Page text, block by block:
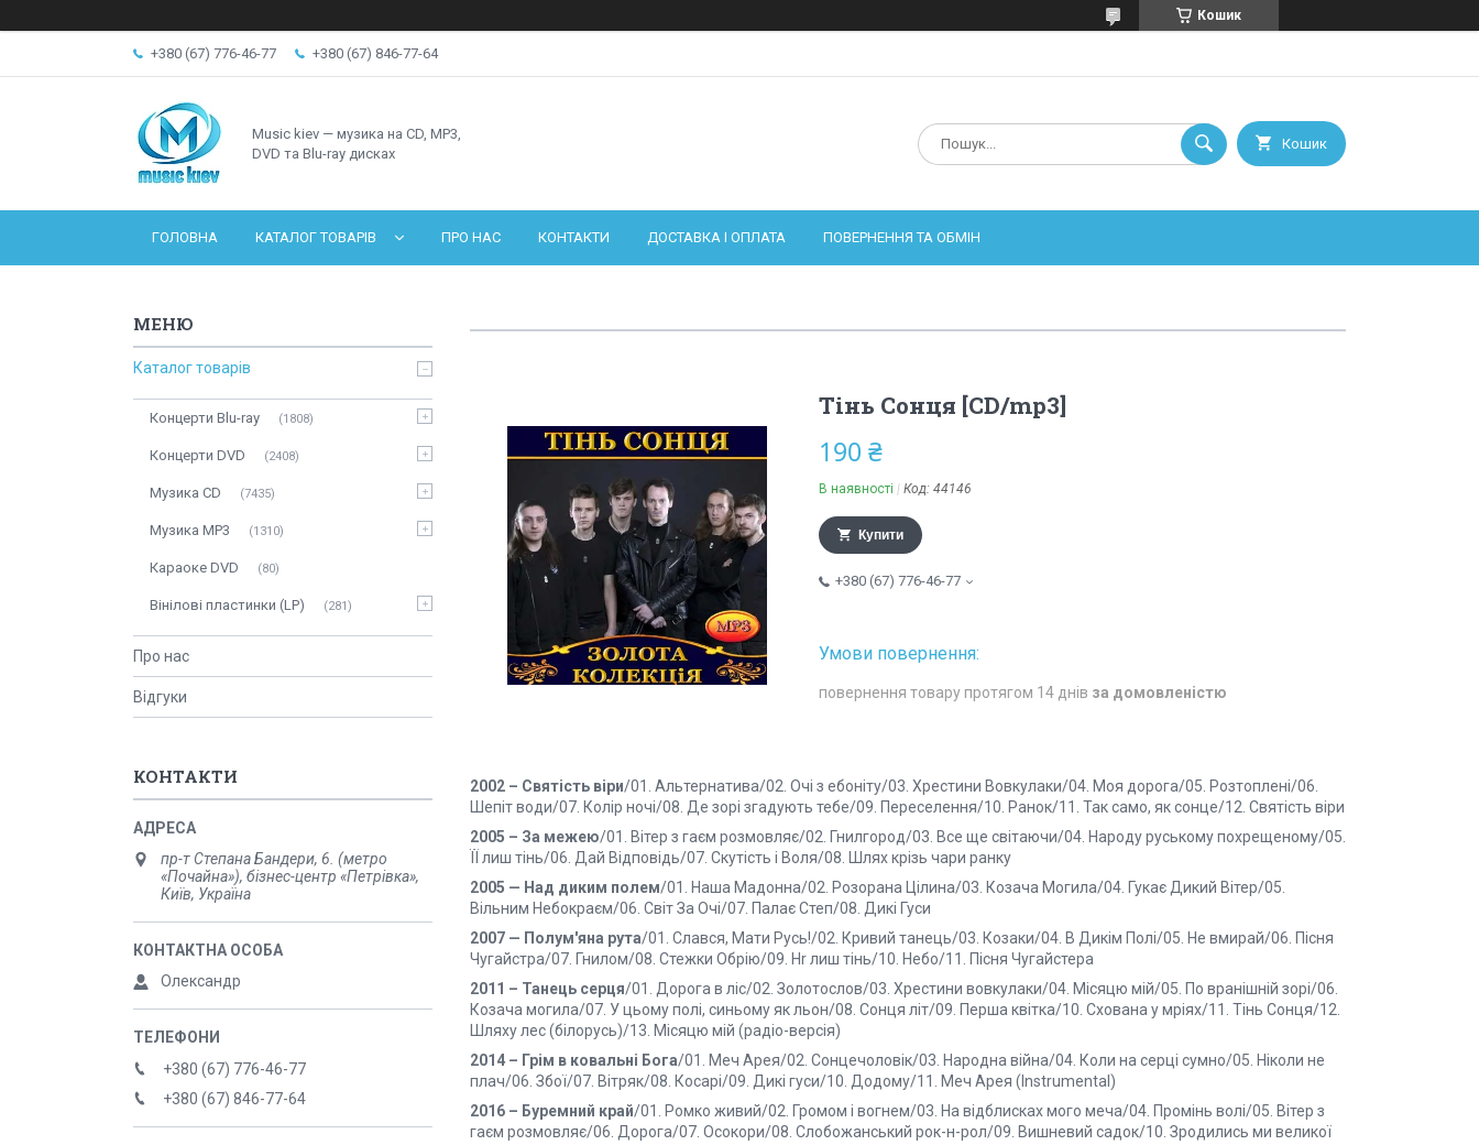
Кошик
+380 (67) 776-46-77 +380 (67) 846-77-64
Music kiev — музика на CD, MP3,
DVD та Blu-ray дисках
Кошик
ГОЛОВНА КАТАЛОГ ТОВАРІВ ПРО НАС КОНТАКТИ ДОСТАВКА І ОПЛАТА ПОВЕРНЕННЯ ТА ОБМІН
Тінь Сонця [CD/mp3]
190 ₴
В наявності Код: 44146
Купити
+380 (67) 776-46-77
повернення товару протягом 14 днів за домовленістю
2002 – Святість віри/01. Альтернатива/02. Очі з ебоніту/03. Хрестини Вовкулаки/04. Моя дорога/05. Розтоплені/06.
Шепіт води/07. Колір ночі/08. Де зорі згадують тебе/09. Переселення/10. Ранок/11. Так само, як сонце/12. Святість віри
2005 – За межею/01. Вітер з гаєм розмовляє/02. Гнилгород/03. Все ще світаючи/04. Народу руському похрещеному/05.
ЇЇ лиш тінь/06. Дай Відповідь/07. Скутість і Воля/08. Шлях крізь чари ранку
2005 — Над диким полем/01. Наша Мадонна/02. Розорана Цілина/03. Козача Могила/04. Гукає Дикий Вітер/05.
Вільним Небокраєм/06. Світ За Очі/07. Палає Степ/08. Дикі Гуси
2007 — Полум'яна рута/01. Слався, Мати Русь!/02. Кривий танець/03. Козаки/04. В Дикім Полі/05. He вмирай/06. Пісня
Чугайстра/07. Гнилом/08. Стежки Обрію/09. Hr лиш тінь/10. Небо/11. Пісня Чугайстера
2011 – Танець серця/01. Дорога в ліс/02. Золотослов/03. Хрестини вовкулаки/04. Місяцю мій/05. По вранішній зорі/06.
Козача могила/07. У цьому полі, синьому як льон/08. Сонця літ/09. Перша квітка/10. Схована у мріях/11. Тінь Сонця/12.
Шляху лес (білорусь)/13. Місяцю мій (радіо-версія)
2014 – Грім в ковальні Бога/01. Меч Арея/02. Сонцечоловік/03. Народна війна/04. Коли на серці сумно/05. Ніколи не
плач/06. Збої/07. Вітряк/08. Косарі/09. Дикі гуси/10. Додому/11. Меч Арея (Instrumental)
2016 – Буремний край/01. Ромко живий/02. Громом і вогнем/03. На відблисках мого меча/04. Промінь волі/05. Вітер з
гаєм розмовляє/06. Дорога/07. Осокори/08. Слобожанський рок-н-рол/09. Вишневий садок/10. Зродились ми великої
Каталог товарів
Концерти Blu-ray 1808
Концерти DVD 2408
Музика CD 7435
Музика MP3 1310
Караоке DVD 80
Вінілові пластинки (LP) 281
Про нас
Відгуки
КОНТАКТИ
пр-т Степана Бандери, 6. (метро
«Почайна»), бізнес-центр «Петрівка»,
Київ, Україна
Олександр
+380 (67) 776-46-77
+380 (67) 846-77-64